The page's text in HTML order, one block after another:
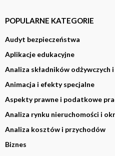
POPULARNE KATEGORIE
Audyt bezpieczeństwa
Aplikacje edukacyjne
Analiza składników odżywczych
Animacja i efekty specjalne
Aspekty prawne i podatkowe
Analiza rynku nieruchomości i
Analiza kosztów i przychodów
Biznes